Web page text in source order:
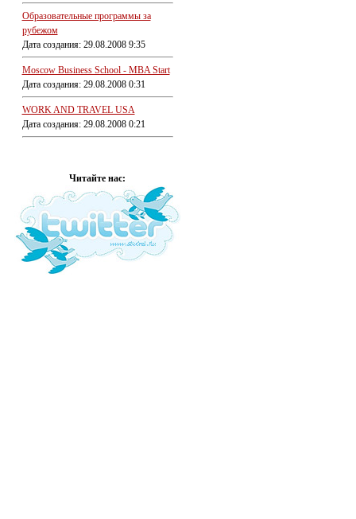
Образовательные программы за
рубежом
Дата создания: 29.08.2008 9:35
Moscow Business School - MBA Start
Дата создания: 29.08.2008 0:31
WORK AND TRAVEL USA
Дата создания: 29.08.2008 0:21
Читайте нас: